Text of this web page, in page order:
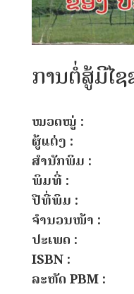
ການຕໍ່ສູ້ມີໄ
ໝວດໝູ່ :
ຜູ້ແຕ່ງ :
ສຳນັກພິມ :
ພິມທີ່ :
ປີທີ່ພິມ :
ຈຳນວນໜ້າ :
ປະເພດ :
ISBN :
ລະຫັດ PBM :